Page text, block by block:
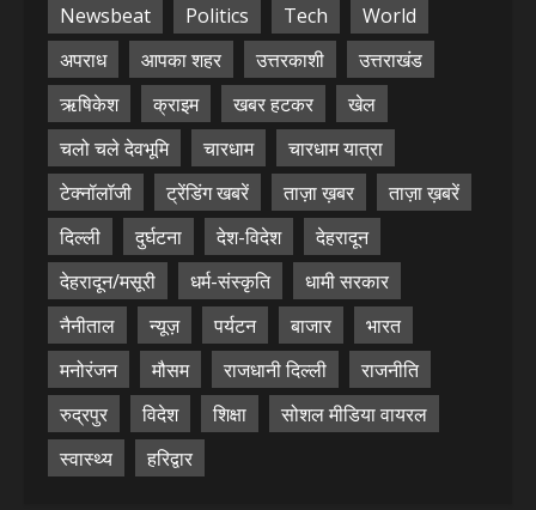
Newsbeat
Politics Tech
World
अपराध
आपका शहर उत्तरकाशी
उत्तराखंड
ऋषिकेश
क्राइम खबर हटकर
खेल
चलो चले देवभूमि
चारधाम
चारधाम यात्रा
टेक्नॉलॉजी
ट्रेंडिंग खबरें ताज़ा ख़बर
ताज़ा ख़बरें
दिल्ली
दुर्घटना देश-विदेश
देहरादून
देहरादून/मसूरी
धर्म-संस्कृति
धामी सरकार
नैनीताल
न्यूज़ पर्यटन बाजार
भारत
मनोरंजन
मौसम राजधानी दिल्ली
राजनीति
रुद्रपुर
विदेश शिक्षा
सोशल मीडिया वायरल
स्वास्थ्य
हरिद्वार